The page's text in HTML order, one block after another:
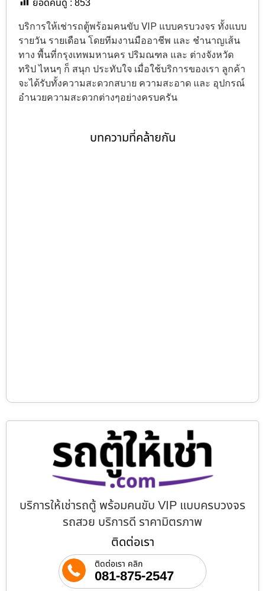
บริการให้เช่ารถตู้พร้อมคนขับ VIP แบบครบวงจร ทั้งแบบ
รายวัน รายเดือน โดยทีมงานมืออาชีพ และ ชำนาญเส้น
ทาง พื้นที่กรุงเทพมหานคร ปริมณฑล และ ต่างจังหวัด
ทริป ไหนๆ ก็ สนุก ประทับใจ เมื่อใช้บริการของเรา ลูกค้า
จะได้รับทั้งความสะดวกสบาย ความสะอาด และ อุปกรณ์
อำนวยความสะดวกต่างๆอย่างครบครัน
บทความที่คล้ายกัน
บริการให้เช่ารถตู้ พร้อมคนขับ VIP แบบครบวงจร
รถสวย บริการดี ราคามิตรภาพ
ติดต่อเรา
ติดต่อเรา คลิก
081-875-2547